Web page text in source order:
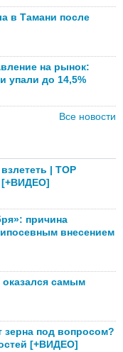
в Тамани после
на рынок:
упали до 14,5%
Все новости
| TOP
[+ВИДЕО]
причина
внесением
оказался самым
под вопросом?
[+ВИДЕО]